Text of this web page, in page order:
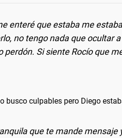
enteré que estaba me
no tengo nada que ocultar
perdón. Si siente Rocío que
busco culpables pero Diego
que te mande